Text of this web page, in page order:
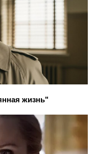
жизнь"